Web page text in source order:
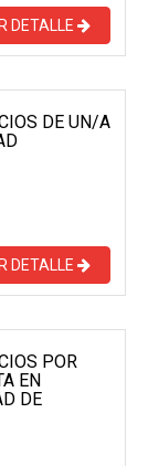
DETALLE
DE UN/A
DETALLE
POR
EN
DE